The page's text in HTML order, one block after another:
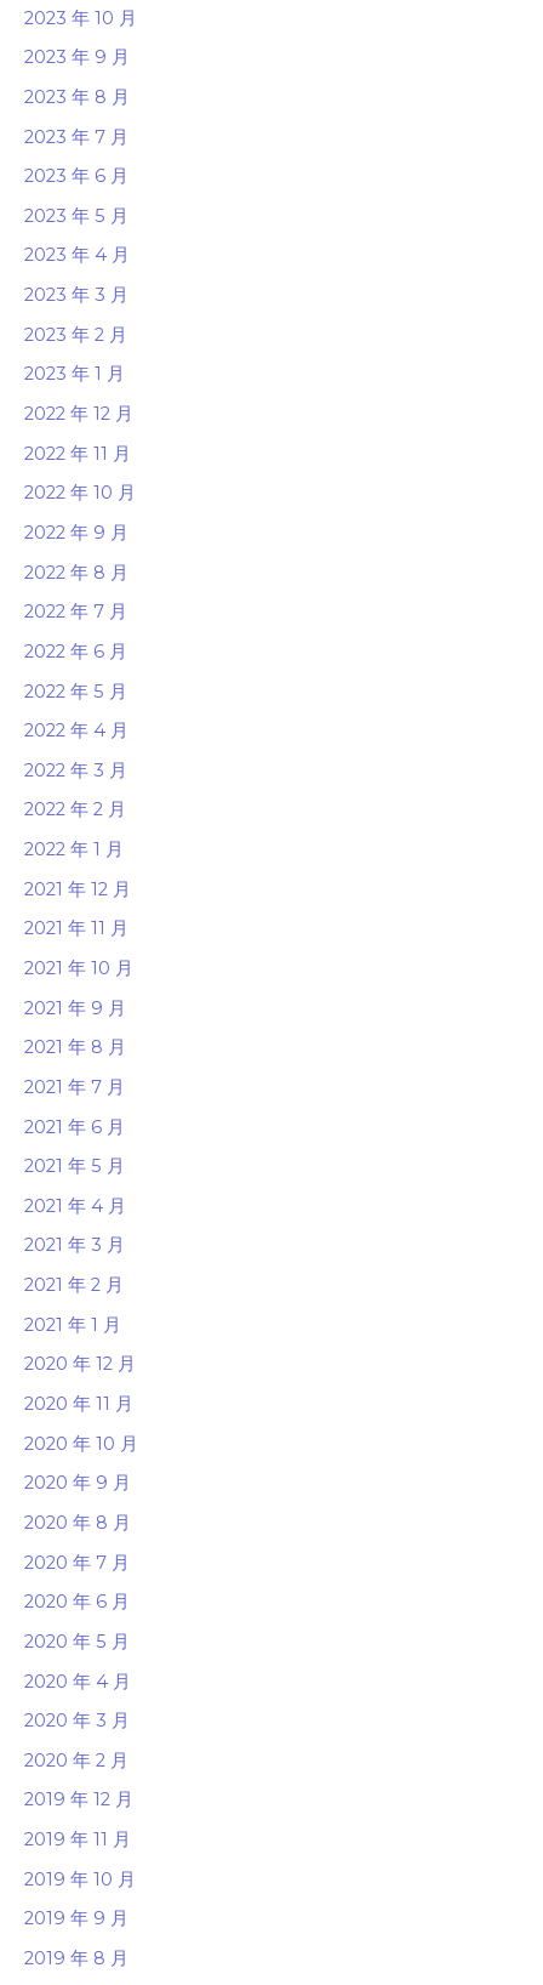
2023 年 10 月
2023 年 9 月
2023 年 8 月
2023 年 7 月
2023 年 6 月
2023 年 5 月
2023 年 4 月
2023 年 3 月
2023 年 2 月
2023 年 1 月
2022 年 12 月
2022 年 11 月
2022 年 10 月
2022 年 9 月
2022 年 8 月
2022 年 7 月
2022 年 6 月
2022 年 5 月
2022 年 4 月
2022 年 3 月
2022 年 2 月
2022 年 1 月
2021 年 12 月
2021 年 11 月
2021 年 10 月
2021 年 9 月
2021 年 8 月
2021 年 7 月
2021 年 6 月
2021 年 5 月
2021 年 4 月
2021 年 3 月
2021 年 2 月
2021 年 1 月
2020 年 12 月
2020 年 11 月
2020 年 10 月
2020 年 9 月
2020 年 8 月
2020 年 7 月
2020 年 6 月
2020 年 5 月
2020 年 4 月
2020 年 3 月
2020 年 2 月
2019 年 12 月
2019 年 11 月
2019 年 10 月
2019 年 9 月
2019 年 8 月